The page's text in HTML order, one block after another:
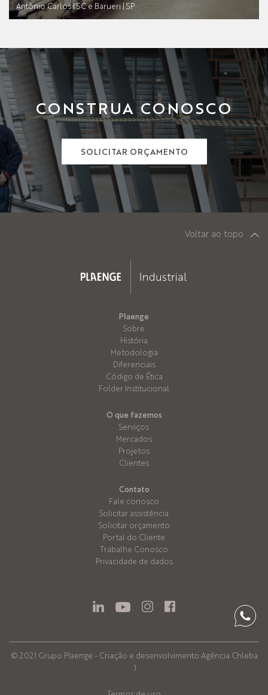
Antônio Carlos | SC e Barueri | SP
CONSTRUA CONOSCO
SOLICITAR ORÇAMENTO
Voltar ao topo
Plaenge
Sobre
História
Metodologia
Diferenciais
Código de Ética
Folder Institucional
O que fazemos
Serviços
Mercados
Projetos
Clientes
Contato
Fale conosco
Solicitar assistência
Solicitar orçamento
Portal do Cliente
Trabalhe Conosco
Privacidade de dados
© 2021 Grupo Plaenge - Criação e desenvolvimento Agência Chleba
:)